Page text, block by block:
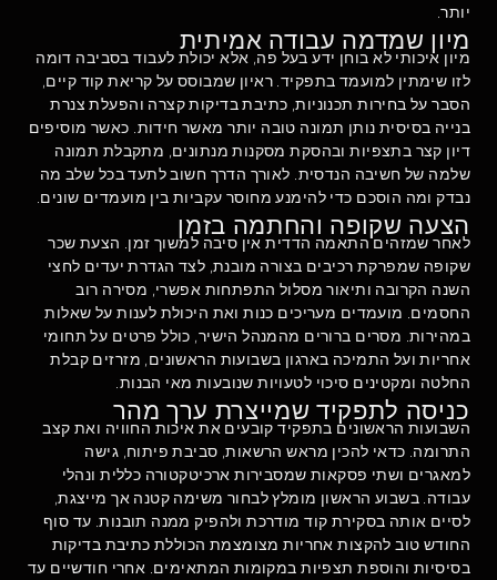
יותר.
מיון שמדמה עבודה אמיתית
מיון איכותי לא בוחן ידע בעל פה, אלא יכולת לעבוד בסביבה דומה
לזו שימתין למועמד בתפקיד. ראיון שמבוסס על קריאת קוד קיים,
הסבר על בחירות תכנוניות, כתיבת בדיקות קצרה והפעלת צנרת
בנייה בסיסית נותן תמונה טובה יותר מאשר חידות. כאשר מוסיפים
דיון קצר בתצפיות ובהסקת מסקנות מנתונים, מתקבלת תמונה
שלמה של חשיבה הנדסית. לאורך הדרך חשוב לתעד בכל שלב מה
נבדק ומה הוסכם כדי להימנע מחוסר עקביות בין מועמדים שונים.
הצעה שקופה והחתמה בזמן
לאחר שמזהים התאמה הדדית אין סיבה למשוך זמן. הצעת שכר
שקופה שמפרקת רכיבים בצורה מובנת, לצד הגדרת יעדים לחצי
השנה הקרובה ותיאור מסלול התפתחות אפשרי, מסירה רוב
החסמים. מועמדים מעריכים כנות ואת היכולת לענות על שאלות
במהירות. מסרים ברורים מהמנהל הישיר, כולל פרטים על תחומי
אחריות ועל התמיכה בארגון בשבועות הראשונים, מזרזים קבלת
החלטה ומקטינים סיכוי לטעויות שנובעות מאי הבנות.
כניסה לתפקיד שמייצרת ערך מהר
השבועות הראשונים בתפקיד קובעים את איכות החוויה ואת קצב
התרומה. כדאי להכין מראש הרשאות, סביבת פיתוח, גישה
למאגרים ושתי פסקאות שמסבירות ארכיטקטורה כללית ונהלי
עבודה. בשבוע הראשון מומלץ לבחור משימה קטנה אך מייצגת,
לסיים אותה בסקירת קוד מודרכת ולהפיק ממנה תובנות. עד סוף
החודש טוב להקצות אחריות מצומצמת הכוללת כתיבת בדיקות
בסיסיות והוספת תצפיות במקומות המתאימים. אחרי חודשיים עד